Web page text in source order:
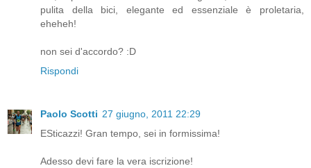
pulita della bici, elegante ed essenziale è proletaria,
eheheh!
non sei d'accordo? :D
Rispondi
Paolo Scotti 27 giugno, 2011 22:29
ESticazzi! Gran tempo, sei in formissima!
Adesso devi fare la vera iscrizione!